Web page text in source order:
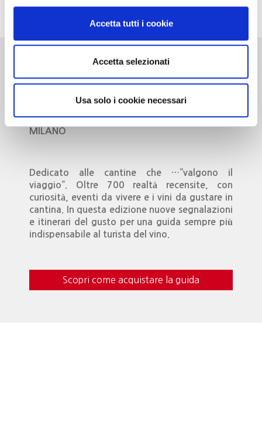
Accetta tutti i cookie
Accetta selezionati
Usa solo i cookie necessari
Cantine d’Italia
Milano 3 Dicembre
MILANO
Dedicato alle cantine che …”valgono il
viaggio”. Oltre 700 realtà recensite, con
curiosità, eventi da vivere e i vini da gustare in
cantina. In questa edizione nuove segnalazioni
e itinerari del gusto per una guida sempre più
indispensabile al turista del vino.
Scopri come acquistare la guida